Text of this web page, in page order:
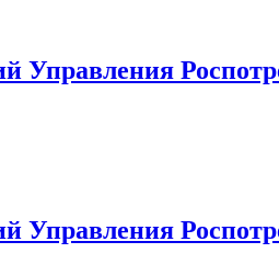
Управления
Управления